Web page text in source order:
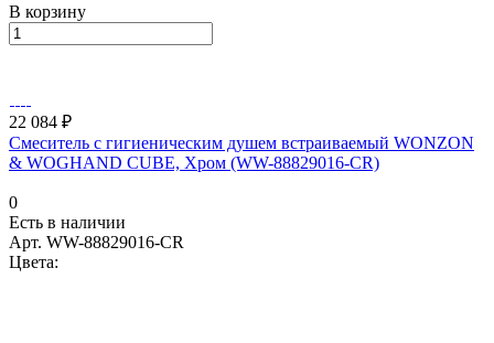
В корзину
22 084 ₽
Смеситель с гигиеническим душем встраиваемый WONZON
& WOGHAND CUBE, Хром (WW-88829016-CR)
0
Есть в наличии
Арт. WW-88829016-CR
Цвета: